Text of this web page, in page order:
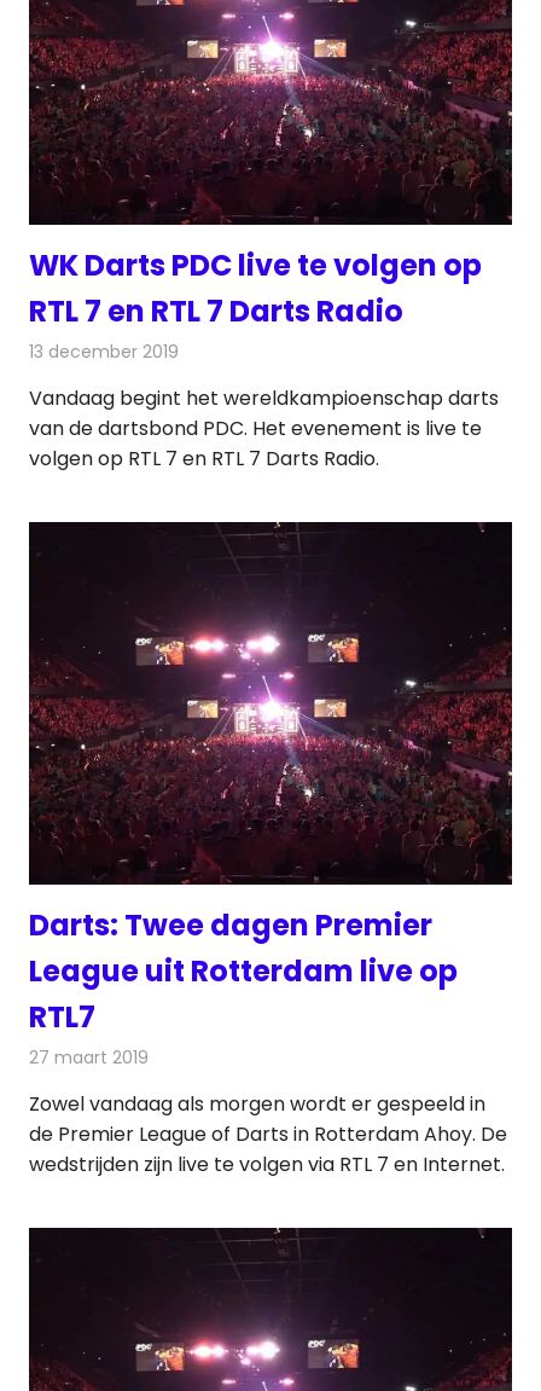
WK Darts PDC live te volgen op
RTL 7 en RTL 7 Darts Radio
13 december 2019
Vandaag begint het wereldkampioenschap darts
van de dartsbond PDC. Het evenement is live te
volgen op RTL 7 en RTL 7 Darts Radio.
Darts: Twee dagen Premier
League uit Rotterdam live op
RTL7
27 maart 2019
Zowel vandaag als morgen wordt er gespeeld in
de Premier League of Darts in Rotterdam Ahoy. De
wedstrijden zijn live te volgen via RTL 7 en Internet.